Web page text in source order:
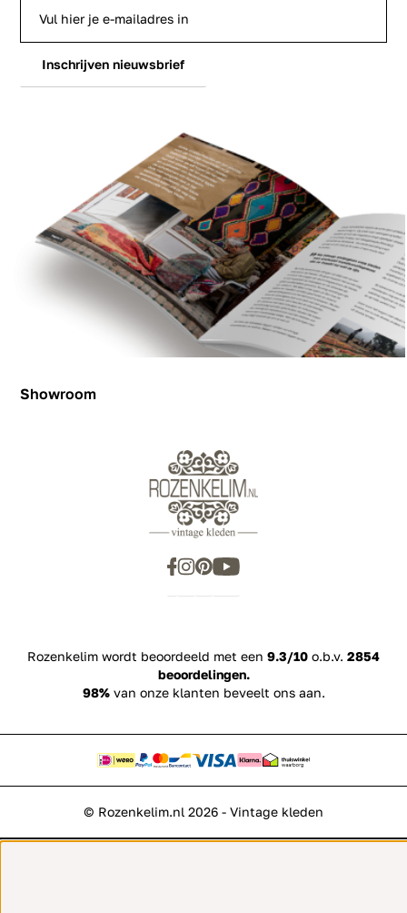
Showroom
Inschrijven nieuwsbrief
Rozenkelim wordt beoordeeld met een 9.3/10 o.b.v. 2854
beoordelingen.
98%van onze klanten beveelt ons aan.
© Rozenkelim.nl 2026 - Vintage kleden